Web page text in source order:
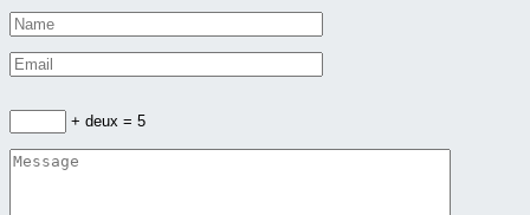
+ deux = 5